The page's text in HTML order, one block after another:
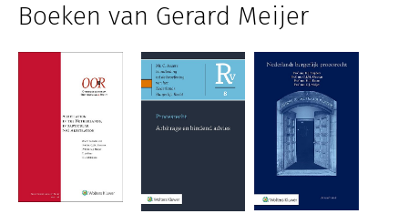
Boeken van Gerard Meijer